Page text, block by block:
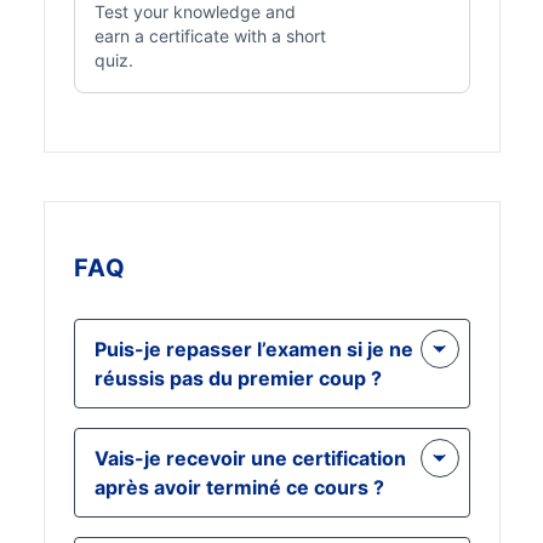
Test your knowledge and
earn a certificate with a short
quiz.
FAQ
Puis-je repasser l’examen si je ne
réussis pas du premier coup ?
Oui, vous pouvez repasser l'examen
final si vous n'obtenez pas la note
de passage requise de 70 % dès
votre première tentative. Cela
Vais-je recevoir une certification
après avoir terminé ce cours ?